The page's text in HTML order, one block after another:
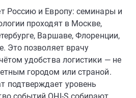
Россию и Европу: семинары и
проходят в Москве,
Варшаве, Флоренции,
Это позволяет врачу
удобства логистики — не
городом или страной.
подтверждает уровень